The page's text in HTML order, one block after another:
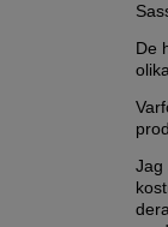
De
Jag